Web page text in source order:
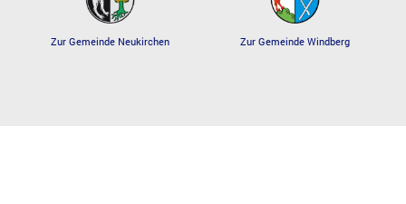
Zur Gemeinde Neukirchen Zur Gemeinde Windberg